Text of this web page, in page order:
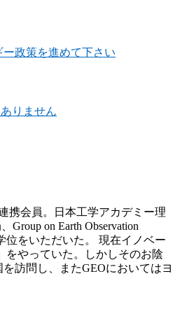
政策を進めて下さい
りません
携会員。日本工学アカデミー理
on Earth Observation
位をいただいた。 現在イノベー
をやっていた。しかしそのお陰
訪問し、またGEOにおいてはヨ